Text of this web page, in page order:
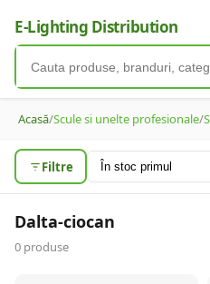
E-Lighting Distribution
Acasă/Scule si unelte profesionale/
Filtre
Dalta-ciocan
0 produse